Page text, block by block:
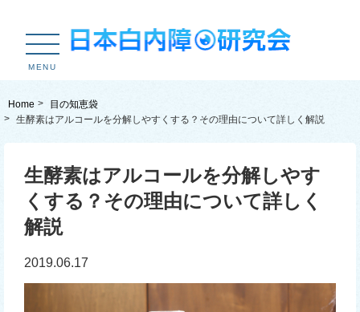
MENU
Home
目の知恵袋
生酵素はアルコールを分解しやすくする？その理由について詳しく解説
生酵素はアルコールを分解しやす
くする？その理由について詳しく
解説
2019.06.17